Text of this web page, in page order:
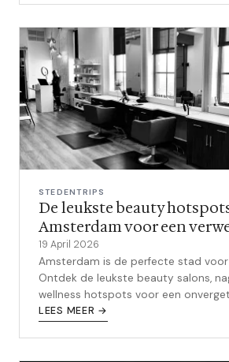
STEDENTRIPS
De leukste beauty
Amsterdam voor een
19 April 2026
Amsterdam is de perfecte stad voor
Ontdek de leukste beauty salons,
wellness hotspots voor een
stedentrip.
LEES MEER →